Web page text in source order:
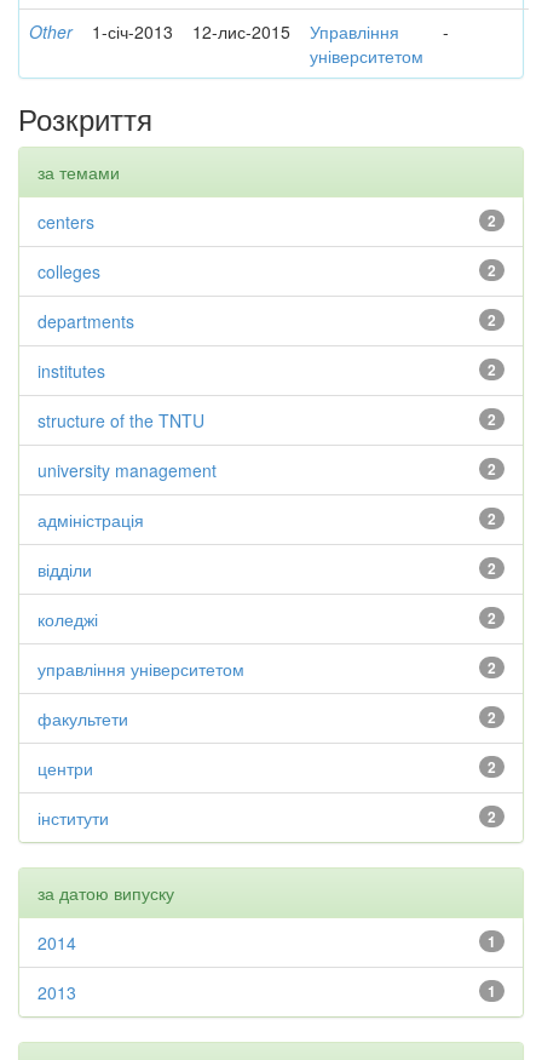
Other 1-січ-2013 12-лис-2015
Управління
університетом
-
Розкриття
за темами
2
centers
2
colleges
2
departments
2
institutes
2
structure of the TNTU
2
university management
2
адміністрація
2
відділи
2
коледжі
2
управління університетом
2
факультети
2
центри
2
інститути
за датою випуску
1
2014
1
2013